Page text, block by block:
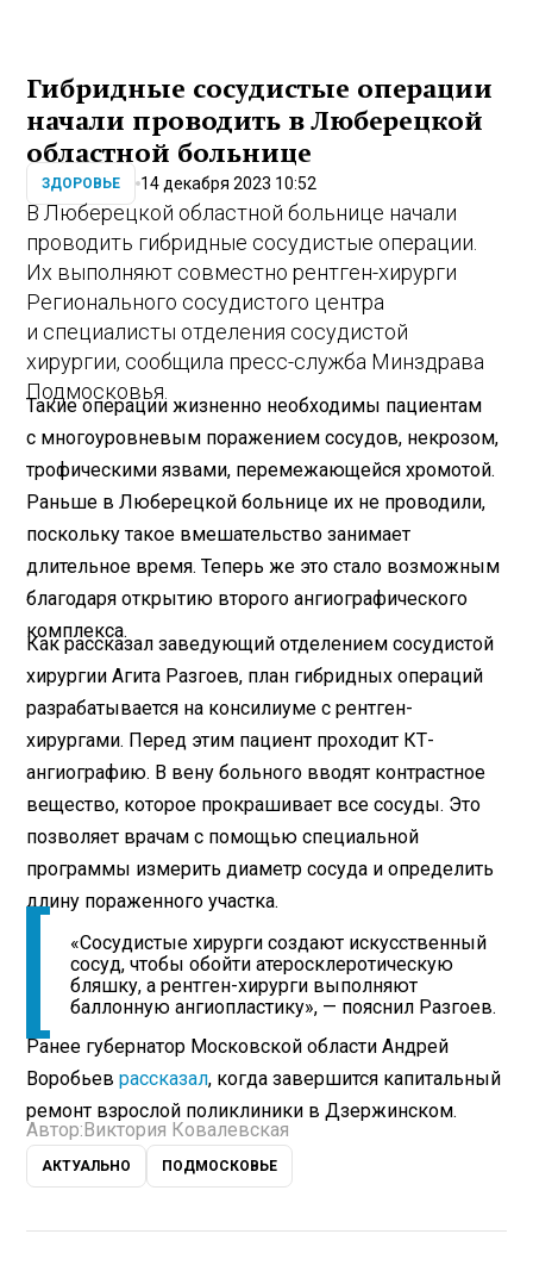
Гибридные сосудистые операции
начали проводить в Люберецкой
областной больнице
ЗДОРОВЬЕ 14 декабря 2023 10:52
В Люберецкой областной больнице начали
проводить гибридные сосудистые операции.
Их выполняют совместно рентген-хирурги
Регионального сосудистого центра
и специалисты отделения сосудистой
хирургии, сообщила пресс-служба Минздрава
Подмосковья.
Такие операции жизненно необходимы пациентам
с многоуровневым поражением сосудов, некрозом,
трофическими язвами, перемежающейся хромотой.
Раньше в Люберецкой больнице их не проводили,
поскольку такое вмешательство занимает
длительное время. Теперь же это стало возможным
благодаря открытию второго ангиографического
комплекса.
Как рассказал заведующий отделением сосудистой
хирургии Агита Разгоев, план гибридных операций
разрабатывается на консилиуме с рентген-
хирургами. Перед этим пациент проходит КТ-
ангиографию. В вену больного вводят контрастное
вещество, которое прокрашивает все сосуды. Это
позволяет врачам с помощью специальной
программы измерить диаметр сосуда и определить
длину пораженного участка.
«Сосудистые хирурги создают искусственный
сосуд, чтобы обойти атеросклеротическую
бляшку, а рентген-хирурги выполняют
баллонную ангиопластику», — пояснил Разгоев.
Ранее губернатор Московской области Андрей
Воробьеврассказал, когда завершится капитальный
ремонт взрослой поликлиники в Дзержинском.
Автор: Виктория Ковалевская
АКТУАЛЬНО ПОДМОСКОВЬЕ